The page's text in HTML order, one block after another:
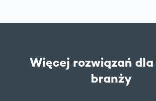
Więcej rozwiązań dla
branży